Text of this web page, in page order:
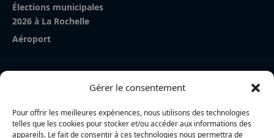
Gérer le consentement
Pour offrir les meilleures expériences, nous utilisons des technologies
telles que les cookies pour stocker et/ou accéder aux informations des
appareils. Le fait de consentir à ces technologies nous permettra de
Élections municipales
2026 à La Rochelle
Aéroport
voiture à Périgny, une femme en urgence absolue
Charente-Maritime : la directrice de la police nationale,